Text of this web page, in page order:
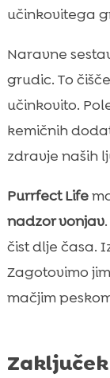
učinkovitega
Naravne
grudic. To
učinkovito.
kemičnih
zdravje naših
Purrfect Life
nadzor vonjav
čist dlje časa.
Zagotovimo
mačjim
Zaključek